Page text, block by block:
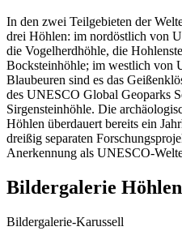
In den zwei Teilgebieten der
drei Höhlen: im nordöstlich von
die Vogelherdhöhle, die
Bocksteinhöhle; im westlich von
Blaubeuren sind es das
des UNESCO Global Geoparks
Sirgensteinhöhle. Die
Höhlen überdauert bereits ein
dreißig separaten
Anerkennung als UNESCO-
Bildergalerie Höhlen
Bildergalerie-Karussell